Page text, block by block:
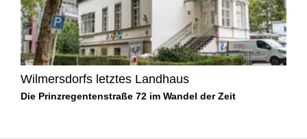
Wilmersdorfs letztes Landhaus
Die Prinzregentenstraße 72 im Wandel der Zeit